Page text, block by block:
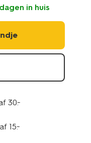
in huis
30.-
15.-